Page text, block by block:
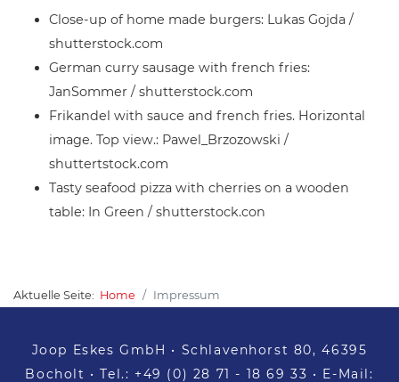
Close-up of home made burgers: Lukas Gojda /
shutterstock.com
German curry sausage with french fries:
JanSommer / shutterstock.com
Frikandel with sauce and french fries. Horizontal
image. Top view.: Pawel_Brzozowski /
shuttertstock.com
Tasty seafood pizza with cherries on a wooden
table: In Green / shutterstock.con
Aktuelle Seite: Home Impressum
Joop Eskes GmbH • Schlavenhorst 80, 46395
Bocholt • Tel.: +49 (0) 28 71 - 18 69 33 • E-Mail: